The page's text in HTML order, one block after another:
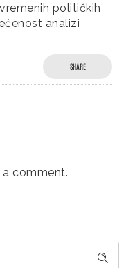
je u Srbiji, koji
SHARE
comment.